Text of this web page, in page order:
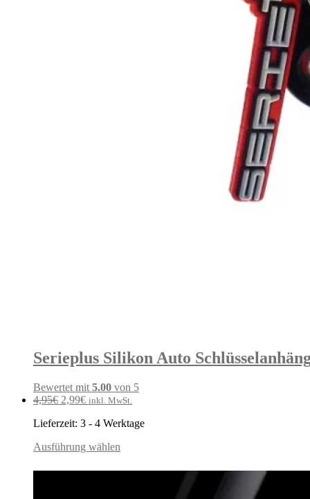
Serieplus Silikon Auto
Bewertet mit 5.00 von 5
4,95€ Ursprünglicher
war:
2,99€Aktueller
ist:
inkl. MwSt.
Lieferzeit: 3 - 4 Werktage
Ausführung wählen